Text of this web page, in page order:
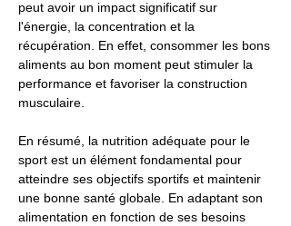
peut avoir un impact significatif sur
l'énergie, la concentration et la
récupération. En effet, consommer les bons
aliments au bon moment peut stimuler la
performance et favoriser la construction
musculaire.
En résumé, la nutrition adéquate pour le
sport est un élément fondamental pour
atteindre ses objectifs sportifs et maintenir
une bonne santé globale. En adaptant son
alimentation en fonction de ses besoins